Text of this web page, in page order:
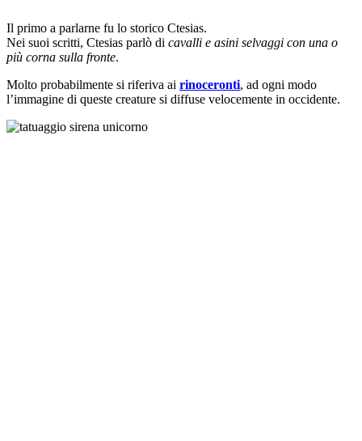
Il primo a parlarne fu lo storico Ctesias.
Nei suoi scritti, Ctesias parlò di cavalli e asini selvaggi con una o
più corna sulla fronte.
Molto probabilmente si riferiva ai rinoceronti, ad ogni modo
l’immagine di queste creature si diffuse velocemente in occidente.